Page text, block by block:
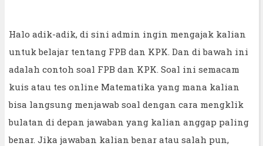
Halo adik-adik, di sini admin ingin mengajak kalian
untuk belajar tentang FPB dan KPK. Dan di bawah ini
adalah contoh soal FPB dan KPK. Soal ini semacam
kuis atau tes online Matematika yang mana kalian
bisa langsung menjawab soal dengan cara mengklik
bulatan di depan jawaban yang kalian anggap paling
benar. Jika jawaban kalian benar atau salah pun,